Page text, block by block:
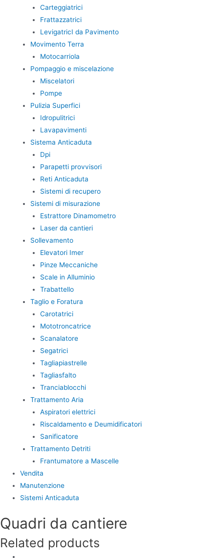
Carteggiatrici
Frattazzatrici
LevigatricI da Pavimento
Movimento Terra
Motocarriola
Pompaggio e miscelazione
Miscelatori
Pompe
Pulizia Superfici
Idropulitrici
Lavapavimenti
Sistema Anticaduta
Dpi
Parapetti provvisori
Reti Anticaduta
Sistemi di recupero
Sistemi di misurazione
Estrattore Dinamometro
Laser da cantieri
Sollevamento
Elevatori Imer
Pinze Meccaniche
Scale in Alluminio
Trabattello
Taglio e Foratura
Carotatrici
Mototroncatrice
Scanalatore
Segatrici
Tagliapiastrelle
Tagliasfalto
Tranciablocchi
Trattamento Aria
Aspiratori elettrici
Riscaldamento e Deumidificatori
Sanificatore
Trattamento Detriti
Frantumatore a Mascelle
Vendita
Manutenzione
Sistemi Anticaduta
Quadri da cantiere
Related products